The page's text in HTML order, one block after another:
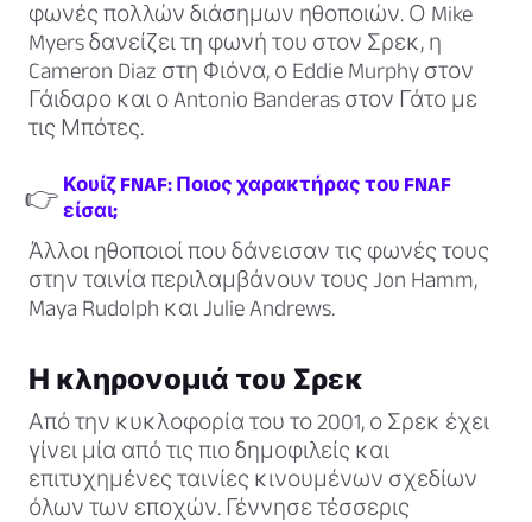
φωνές πολλών διάσημων ηθοποιών. Ο Mike
Myers δανείζει τη φωνή του στον Σρεκ, η
Cameron Diaz στη Φιόνα, ο Eddie Murphy στον
Γάιδαρο και ο Antonio Banderas στον Γάτο με
τις Μπότες.
👉 Κουίζ FNAF: Ποιος χαρακτήρας του FNAF
είσαι;
Άλλοι ηθοποιοί που δάνεισαν τις φωνές τους
στην ταινία περιλαμβάνουν τους Jon Hamm,
Maya Rudolph και Julie Andrews.
Η κληρονομιά του Σρεκ
Από την κυκλοφορία του το 2001, ο Σρεκ έχει
γίνει μία από τις πιο δημοφιλείς και
επιτυχημένες ταινίες κινουμένων σχεδίων
όλων των εποχών. Γέννησε τέσσερις